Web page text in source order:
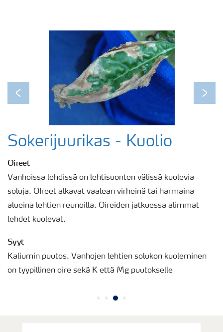
Previous Next
Sokerijuurikas - Kuolio
Oireet
Vanhoissa lehdissä on lehtisuonten välissä kuolevia
soluja. OIreet alkavat vaalean virheinä tai harmaina
alueina lehtien reunoilla. Oireiden jatkuessa alimmat
lehdet kuolevat.
Syyt
Kaliumin puutos. Vanhojen lehtien solukon kuoleminen
on tyypillinen oire sekä K että Mg puutokselle